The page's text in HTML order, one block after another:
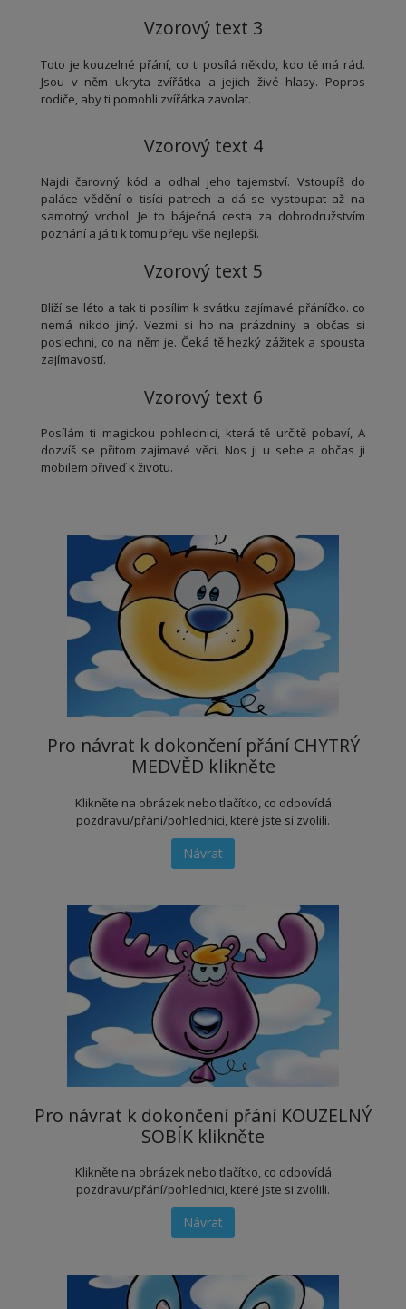
Vzorový text 3
Toto je kouzelné přání, co ti posílá někdo, kdo tě má rád.
Jsou v něm ukryta zvířátka a jejich živé hlasy. Popros
rodiče, aby ti pomohli zvířátka zavolat.
Vzorový text 4
Najdi čarovný kód a odhal jeho tajemství. Vstoupíš do
paláce vědění o tisíci patrech a dá se vystoupat až na
samotný vrchol. Je to báječná cesta za dobrodružstvím
poznání a já ti k tomu přeju vše nejlepší.
Vzorový text 5
Blíží se léto a tak ti posílím k svátku zajímavé přáníčko. co
nemá nikdo jiný. Vezmi si ho na prázdniny a občas si
poslechni, co na něm je. Čeká tě hezký zážitek a spousta
zajímavostí.
Vzorový text 6
Posílám ti magickou pohlednici, která tě určitě pobaví, A
dozvíš se přitom zajímavé věci. Nos ji u sebe a občas ji
mobilem přiveď k životu.
Pro návrat k dokončení přání CHYTRÝ
MEDVĚD klikněte
Klikněte na obrázek nebo tlačítko, co odpovídá
pozdravu/přání/pohlednici, které jste si zvolili.
Návrat
Pro návrat k dokončení přání KOUZELNÝ
SOBÍK klikněte
Klikněte na obrázek nebo tlačítko, co odpovídá
pozdravu/přání/pohlednici, které jste si zvolili.
Návrat